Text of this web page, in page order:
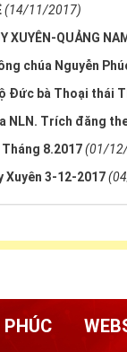
(14/11/2017)
XUYÊN-QUẢNG
chúa Nguyễn
Đức bà Thoại thái
NLN. Trích đăng
Tháng 8.2017(01/
Xuyên 3-12-2017